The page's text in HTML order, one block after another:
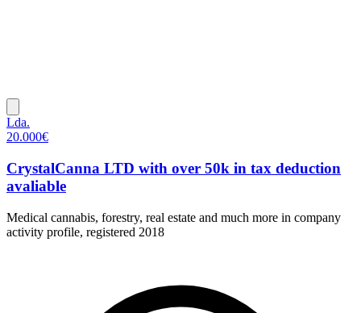
Lda.
20.000€
CrystalCanna LTD with over 50k in tax deduction
avaliable
Medical cannabis, forestry, real estate and much more in company
activity profile, registered 2018